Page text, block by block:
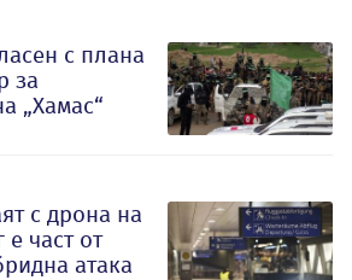
с плана
за
„Хамас“
с дрона на
част от
атака